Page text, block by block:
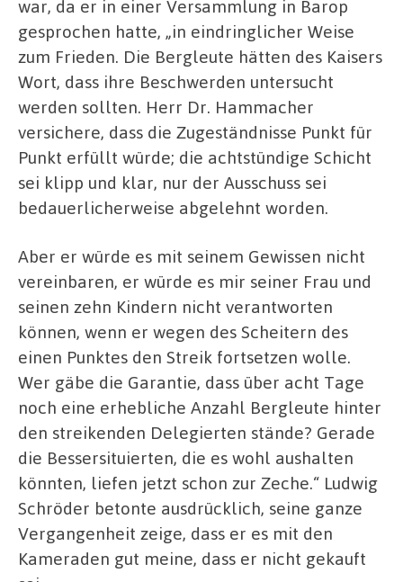
war, da er in einer Versammlung in Barop
gesprochen hatte, „in eindringlicher Weise
zum Frieden. Die Bergleute hätten des Kaisers
Wort, dass ihre Beschwerden untersucht
werden sollten. Herr Dr. Hammacher
versichere, dass die Zugeständnisse Punkt für
Punkt erfüllt würde; die achtstündige Schicht
sei klipp und klar, nur der Ausschuss sei
bedauerlicherweise abgelehnt worden.
Aber er würde es mit seinem Gewissen nicht
vereinbaren, er würde es mir seiner Frau und
seinen zehn Kindern nicht verantworten
können, wenn er wegen des Scheitern des
einen Punktes den Streik fortsetzen wolle.
Wer gäbe die Garantie, dass über acht Tage
noch eine erhebliche Anzahl Bergleute hinter
den streikenden Delegierten stände? Gerade
die Bessersituierten, die es wohl aushalten
könnten, liefen jetzt schon zur Zeche.“ Ludwig
Schröder betonte ausdrücklich, seine ganze
Vergangenheit zeige, dass er es mit den
Kameraden gut meine, dass er nicht gekauft